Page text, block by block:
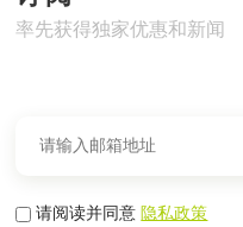
率先获得独家优惠和新闻
请阅读并同意隐私政策